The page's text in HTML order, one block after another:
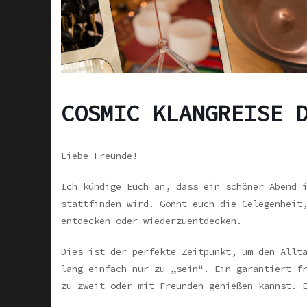
COSMIC KLANGREISE
Liebe Freunde!
Ich kündige Euch an, dass ein schöner Abend
stattfinden wird. Gönnt euch die
entdecken oder wiederzuentdecken.
Dies ist der perfekte Zeitpunkt, um den
lang einfach nur zu „sein“. Ein garantiert
zu zweit oder mit Freunden genießen kannst.